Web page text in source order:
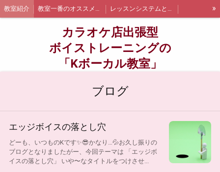
教室紹介 教室一番のオススメポイント レッスンシステムと詳細
出張レッスンについて お支払い方法について
千葉県浦安市内での出張レッスン詳細と料金
墨田区内の出張レッスン詳細と料金
体験当日までの流れについて お問い合わせ
»
カラオケ店出張型
ボイストレーニングの
「Kボーカル教室」
ブログ
エッジボイスの落とし穴
どーも、いつものKです✨😎かなり…💦お久し振りの
ブログとなりましたがー、今回テーマは 「エッジボ
イスの落とし穴」 いや〜なタイトルをつけさせ...